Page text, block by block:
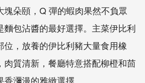
塊朵頤，Q 彈的蝦肉果然不負眾
麵包沾醬的最好選擇。主菜伊比利
位，放養的伊比利豬大量食用橡
肉質清新，餐廳特意搭配柳橙和茴
瀰漫的雅緻選擇。